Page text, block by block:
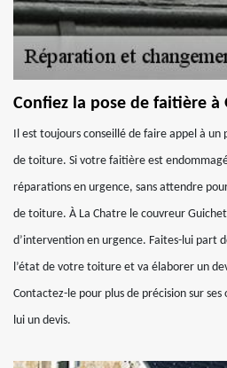
Confiez la pose de faitière à
Il est toujours conseillé de faire appel à un
de toiture. Si votre faitière est
réparations en urgence, sans attendre
de toiture. À La Chatre le couvreur
d’intervention en urgence. Faites-lui part
l’état de votre toiture et va élaborer un
Contactez-le pour plus de précision sur
lui un devis.